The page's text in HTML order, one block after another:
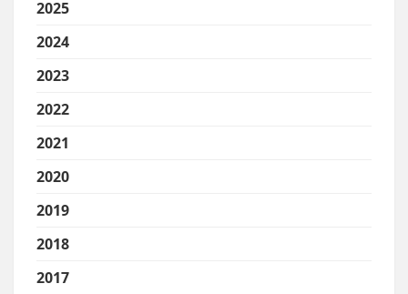
2025
2024
2023
2022
2021
2020
2019
2018
2017